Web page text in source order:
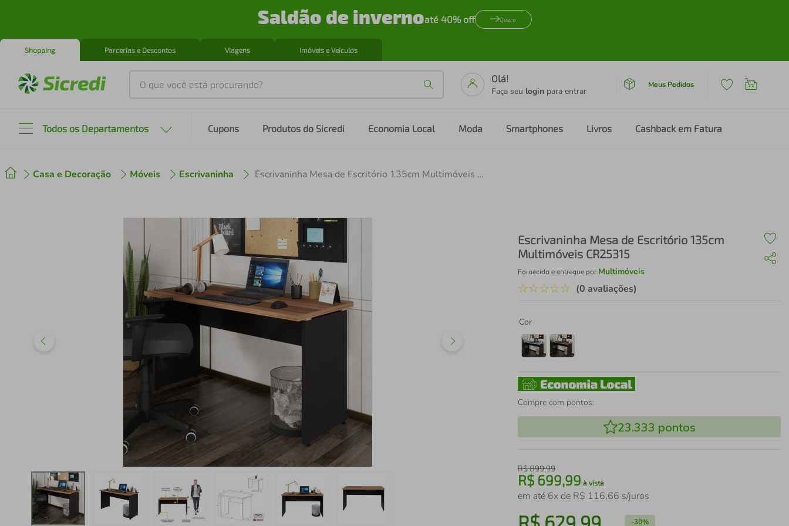
Saldão de invernoaté 40% off Quero
Shopping Parcerias e Descontos Viagens Imóveis e Veículos
O que você está procurando?
Olá!
Faça seu login para entrar
Meus Pedidos
Todos os Departamentos Cupons Produtos do Sicredi Economia Local Moda Smartphones Livros Cashback em Fatura
Casa e Decoração Móveis Escrivaninha Escrivaninha Mesa de Escritório 135cm Multimóveis CR25315
Escrivaninha Mesa de Escritório 135cm
Multimóveis CR25315
Fornecido e entregue por Multimóveis
☆☆☆☆☆ (0 avaliações)
Cor
Compre com pontos:
23.333 pontos
R$899,99
R$699,99 à vista
em até 6x de R$ 116,66 s/juros
-30%
º cafeteira
iphone